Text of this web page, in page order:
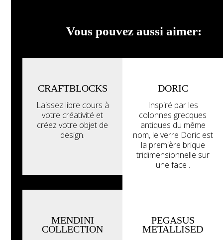
structurellement plus
courbes ou des cadres
Explorez la
galerie
Vous pouvez aussi aimer:
CRAFTBLOCKS
Laissez libre cours à
votre créativité et
créez votre objet de
design.
DORIC
Inspiré par les
colonnes grecques
antiques du même
nom, le verre Doric est
la première brique
tridimensionnelle sur
une face .
MENDINI
COLLECTION
PEGASUS
METALLISED